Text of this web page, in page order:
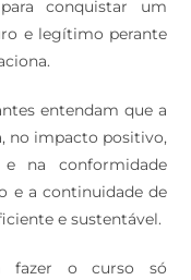
conquistar um
e legítimo perante
entendam que a
no impacto positivo,
na conformidade
e a continuidade de
e sustentável.
fazer o curso só